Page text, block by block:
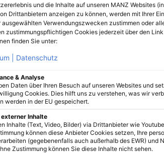
und die Inhalte auf unseren MANZ Websites
Drittanbietern anzeigen zu können, werden mit Ihrer
Verwendungszwecken zustimmen oder
zustimmungspflichtigen Cookies jederzeit über den
finden Sie unter:
| Datenschutz
& Analyse
Daten über Ihren Besuch auf unseren Websites und
Cookies. Dies hilft uns zu verstehen, was wir
werden in der EU gespeichert.
Inhalte
Inhalte (Text, Video, Bilder) via Drittanbieter wie
können diese Anbieter Cookies setzen, Ihre
(gegebenenfalls auch außerhalb des EWR) und
Zustimmung können Sie diese Inhalte nicht sehen.